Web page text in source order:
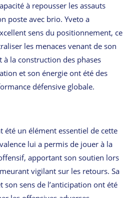
à repousser les assauts
poste avec brio. Yveto a
sens du positionnement, ce
les menaces venant de son
la construction des phases
et son énergie ont été des
défensive globale.
été un élément essentiel de cette
lui a permis de jouer à la
apportant son soutien lors
vigilant sur les retours. Sa
son sens de l’anticipation ont été